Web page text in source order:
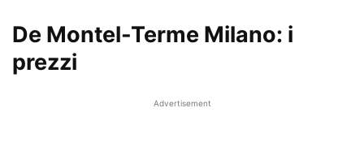
De Montel-Terme Milano: i
prezzi
Advertisement